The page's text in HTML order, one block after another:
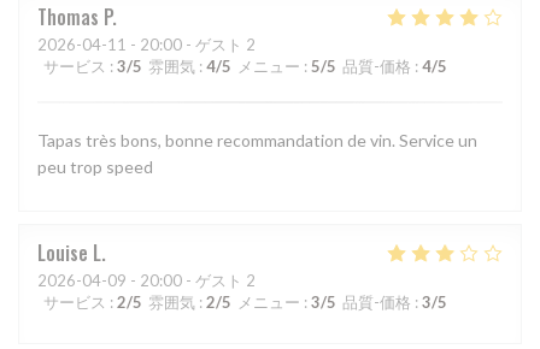
Thomas P
2026-04-11 - 20:00 - ゲスト 2
サービス : 3/5 雰囲気 : 4/5 メニュー : 5/5 品質-価格 : 4/5
Tapas très bons, bonne recommandation de vin. Service un
peu trop speed
Louise L
2026-04-09 - 20:00 - ゲスト 2
サービス : 2/5 雰囲気 : 2/5 メニュー : 3/5 品質-価格 : 3/5